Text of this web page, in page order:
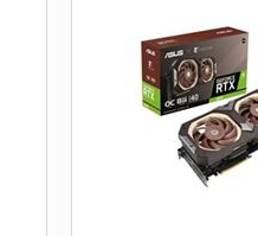
Grafický čip: NVIDIA
Paměť: 8 GB GDDR6
sběrnice: 256-bit
4.0 Open GL: 4.6
mode: 1845 MHz (Boost
mode: 1815 MHz (Boost
Frekvence paměti: 14